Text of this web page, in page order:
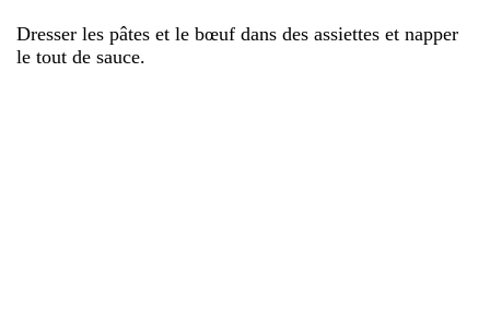
Dresser les pâtes et le bœuf dans des assiettes et napper
le tout de sauce.